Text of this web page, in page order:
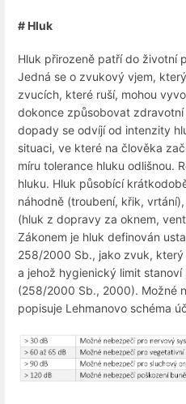
# Hluk
Hluk přirozeně patří do životní
Jedná se o zvukový vjem,
zvucích, které ruší, mohou
dokonce způsobovat
dopady se odvíjí od intenzity
situaci, ve které na člověka
míru tolerance hluku odlišnou.
hluku. Hluk působící
náhodně (troubení, křik,
(hluk z dopravy za oknem,
Zákonem je hluk definován
258/2000 Sb., jako zvuk,
a jehož hygienický limit
(258/2000 Sb., 2000). Možné
popisuje Lehmanovo schéma